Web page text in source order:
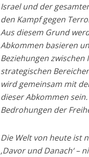
Israel und der
den Kampf gegen
Aus diesem Grund
Abkommen basieren
Beziehungen
strategischen
wird gemeinsam mit
dieser Abkommen
Bedrohungen der
Die Welt von heute ist
‚Davor und Danach‘ –